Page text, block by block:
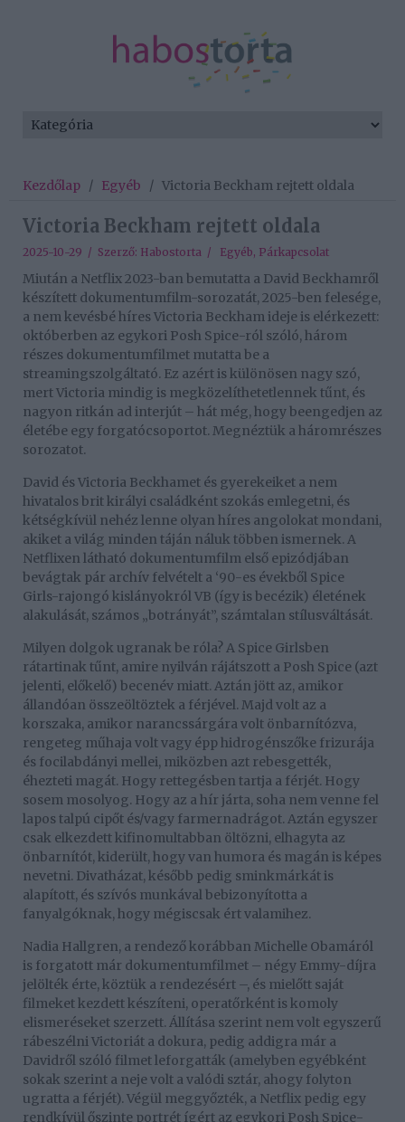
Kezdőlap / Egyéb / Victoria Beckham rejtett oldala
Victoria Beckham rejtett oldala
2025-10-29 / Szerző: Habostorta / Egyéb, Párkapcsolat
Miután a Netflix 2023-ban bemutatta a David Beckhamről
készített dokumentumfilm-sorozatát, 2025-ben felesége,
a nem kevésbé híres Victoria Beckham ideje is elérkezett:
októberben az egykori Posh Spice-ról szóló, három
részes dokumentumfilmet mutatta be a
streamingszolgáltató. Ez azért is különösen nagy szó,
mert Victoria mindig is megközelíthetetlennek tűnt, és
nagyon ritkán ad interjút – hát még, hogy beengedjen az
életébe egy forgatócsoportot. Megnéztük a háromrészes
sorozatot.
David és Victoria Beckhamet és gyerekeiket a nem
hivatalos brit királyi családként szokás emlegetni, és
kétségkívül nehéz lenne olyan híres angolokat mondani,
akiket a világ minden táján náluk többen ismernek. A
Netflixen látható dokumentumfilm első epizódjában
bevágtak pár archív felvételt a ‘90-es évekből Spice
Girls-rajongó kislányokról VB (így is becézik) életének
alakulását, számos „botrányát”, számtalan stílusváltását.
Milyen dolgok ugranak be róla? A Spice Girlsben
rátartinak tűnt, amire nyilván rájátszott a Posh Spice (azt
jelenti, előkelő) becenév miatt. Aztán jött az, amikor
állandóan összeöltöztek a férjével. Majd volt az a
korszaka, amikor narancssárgára volt önbarnítózva,
rengeteg műhaja volt vagy épp hidrogénszőke frizurája
és focilabdányi mellei, miközben azt rebesgették,
éhezteti magát. Hogy rettegésben tartja a férjét. Hogy
sosem mosolyog. Hogy az a hír járta, soha nem venne fel
lapos talpú cipőt és/vagy farmernadrágot. Aztán egyszer
csak elkezdett kifinomultabban öltözni, elhagyta az
önbarnítót, kiderült, hogy van humora és magán is képes
nevetni. Divatházat, később pedig sminkmárkát is
alapított, és szívós munkával bebizonyította a
fanyalgóknak, hogy mégiscsak ért valamihez.
Nadia Hallgren, a rendező korábban Michelle Obamáról
is forgatott már dokumentumfilmet – négy Emmy-díjra
jelölték érte, köztük a rendezésért –, és mielőtt saját
filmeket kezdett készíteni, operatőrként is komoly
elismeréseket szerzett. Állítása szerint nem volt egyszerű
rábeszélni Victoriát a dokura, pedig addigra már a
Davidről szóló filmet leforgatták (amelyben egyébként
sokak szerint a neje volt a valódi sztár, ahogy folyton
ugratta a férjét). Végül meggyőzték, a Netflix pedig egy
rendkívül őszinte portrét ígért az egykori Posh Spice-